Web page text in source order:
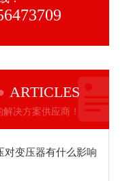
ARTICLES
决方案供应商！
对变压器有什么影响